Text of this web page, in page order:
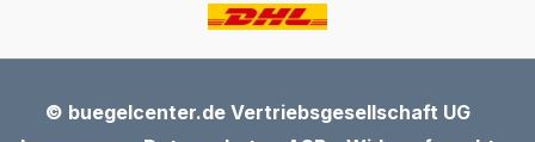
© buegelcenter.de Vertriebsgesellschaft UG